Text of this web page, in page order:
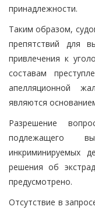
принадлежности.
Таким образом,
препятствий для
привлечения к
составам
апелляционной
являются
Разрешение
подлежащего
инкриминируемых
решения об
предусмотрено.
Отсутствие в